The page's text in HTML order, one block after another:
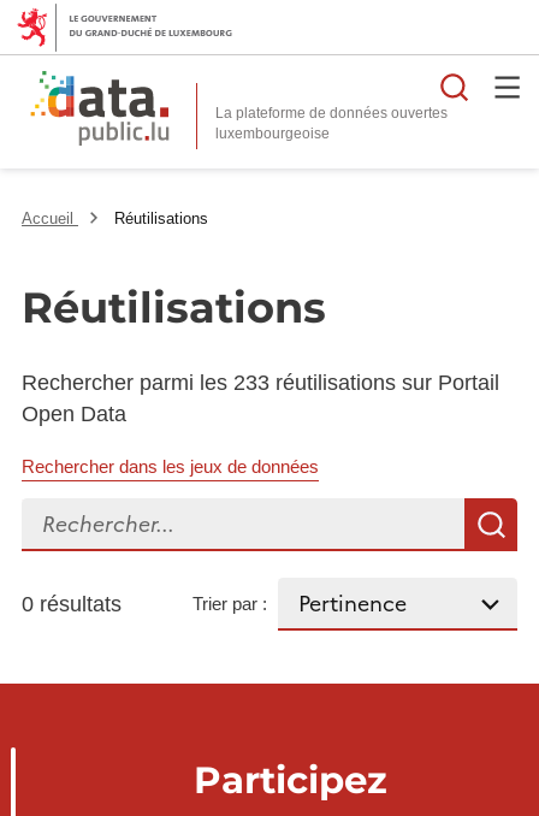
La plateforme de données ouvertes
Accueil Réutilisations
Réutilisations
Rechercher parmi les 233 réutilisations sur Portail
Open Data
Rechercher dans les jeux de données
Rechercher...
0 résultats Trier par :
Participez